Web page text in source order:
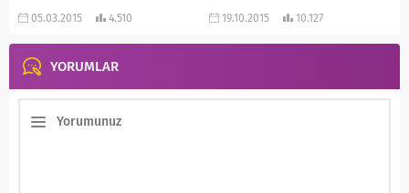
05.03.2015 4.510 19.10.2015 10.127
YORUMLAR